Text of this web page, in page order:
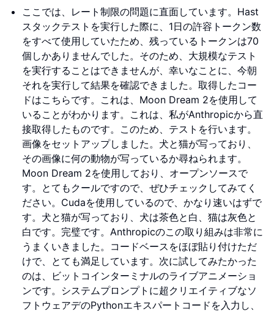
ここでは、レート制限の問題に直面しています。Hast
スタックテストを実行した際に、1日の許容トークン数
をすべて使用していたため、残っているトークンは70
個しかありませんでした。そのため、大規模なテスト
を実行することはできませんが、幸いなことに、今朝
それを実行して結果を確認できました。取得したコー
ドはこちらです。これは、Moon Dream 2を使用して
いることがわかります。これは、私がAnthropicから直
接取得したものです。このため、テストを行います。
画像をセットアップしました。犬と猫が写っており、
その画像に何の動物が写っているか尋ねられます。
Moon Dream 2を使用しており、オープンソースで
す。とてもクールですので、ぜひチェックしてみてく
ださい。Cudaを使用しているので、かなり速いはずで
す。犬と猫が写っており、犬は茶色と白、猫は灰色と
白です。完璧です。Anthropicのこの取り組みは非常に
うまくいきました。コードベースをほぼ貼り付けただ
けで、とても満足しています。次に試してみたかった
のは、ビットコインターミナルのライブアニメーショ
ンです。システムプロンプトに超クリエイティブなソ
フトウェアデのPythonエキスパートコードを入力し、